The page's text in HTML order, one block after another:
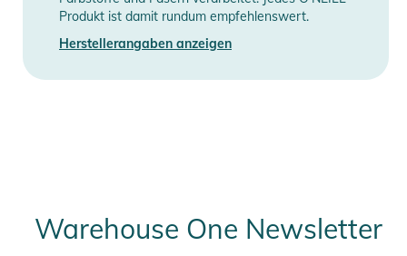
Produkt ist damit rundum empfehlenswert.
Herstellerangaben anzeigen
Warehouse One Newsletter